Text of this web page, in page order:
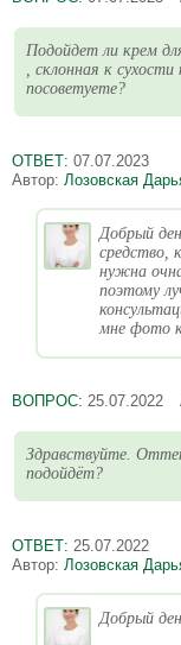
Подойдет ли крем
, склонная к
посоветуете?
ОТВЕТ: 07.07.2023
Автор: Лозовская
Добрый
средство,
нужна
поэтому
мне фото
ВОПРОС: 25.07.2022
Здравствуйте.
подойдёт?
ОТВЕТ: 25.07.2022
Автор: Лозовская
Добрый